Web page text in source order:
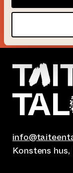
Konstens